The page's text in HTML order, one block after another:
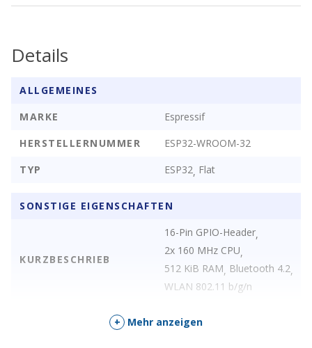
Details
ALLGEMEINES
MARKE
Espressif
HERSTELLERNUMMER
ESP32-WROOM-32
TYP
ESP32, Flat
SONSTIGE EIGENSCHAFTEN
KURZBESCHRIEB
16-Pin GPIO-Header,
2x 160 MHz CPU,
512 KiB RAM, Bluetooth 4.2,
WLAN 802.11 b/g/n
+ Mehr anzeigen